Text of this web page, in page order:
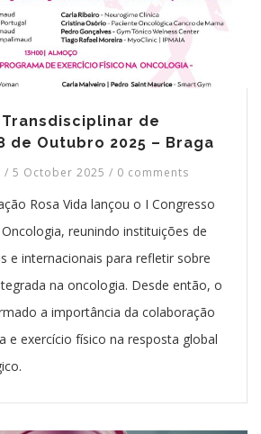
Transdisciplinar de
de Outubro 2025 – Braga
/ 5 October 2025 / 0 comments
Rosa Vida lançou o I Congresso
reunindo instituições de
e internacionais para refletir sobre
na oncologia. Desde então, o
a importância da colaboração
e exercício físico na resposta global